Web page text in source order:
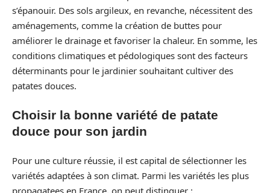
s’épanouir. Des sols argileux, en revanche, nécessitent des
aménagements, comme la création de buttes pour
améliorer le drainage et favoriser la chaleur. En somme, les
conditions climatiques et pédologiques sont des facteurs
déterminants pour le jardinier souhaitant cultiver des
patates douces.
Choisir la bonne variété de patate
douce pour son jardin
Pour une culture réussie, il est capital de sélectionner les
variétés adaptées à son climat. Parmi les variétés les plus
propagatees en France, on peut distinguer :